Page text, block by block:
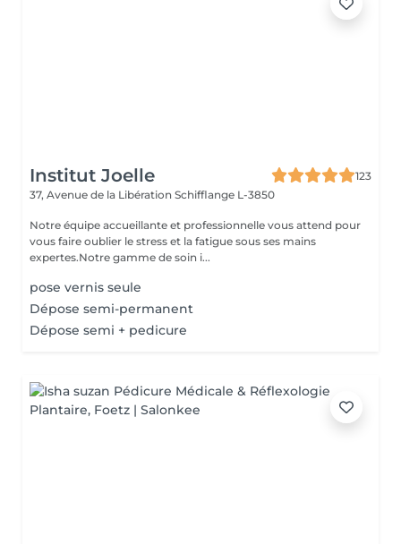
Institut Joelle
123
37, Avenue de la Libération Schifflange L-3850
Notre équipe accueillante et professionnelle vous attend pour
vous faire oublier le stress et la fatigue sous ses mains
expertes.Notre gamme de soin i...
pose vernis seule
Dépose semi-permanent
Dépose semi + pedicure